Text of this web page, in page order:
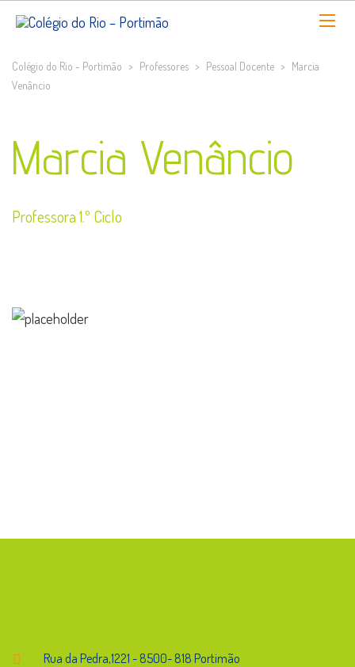
Colégio do Rio - Portimão > Professores > Pessoal Docente > Marcia
Venâncio
Marcia Venâncio
Professora 1.º Ciclo
Rua da Pedra,1221 - 8500- 818 Portimão